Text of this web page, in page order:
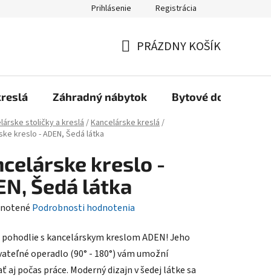
Reklamačný poriadok, Záručné podmienky Reklamačný formulár
Prihlásenie Registrácia
KOŠÍK
PRÁZDNY KOŠÍK
Záhradný nábytok Bytové doplnky
stoličky a kreslá/Kancelárske kreslá/
kreslo - ADEN, Šedá látka
kreslo -
Šedá látka
Podrobnosti hodnotenia
s kancelárskym kreslom ADEN! Jeho
operadlo (90° - 180°) vám umožní
aj počas práce. Moderný dizajn v šedej látke sa